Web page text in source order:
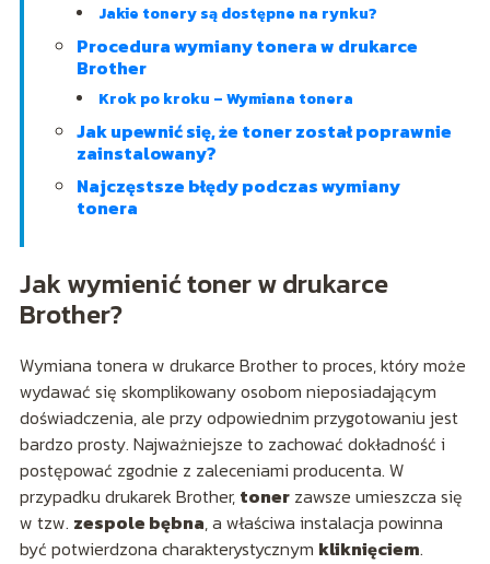
Jakie tonery są dostępne na rynku?
Procedura wymiany tonera w drukarce
Brother
Krok po kroku – Wymiana tonera
Jak upewnić się, że toner został poprawnie
zainstalowany?
Najczęstsze błędy podczas wymiany
tonera
Jak wymienić toner w drukarce
Brother?
Wymiana tonera w drukarce Brother to proces, który może
wydawać się skomplikowany osobom nieposiadającym
doświadczenia, ale przy odpowiednim przygotowaniu jest
bardzo prosty. Najważniejsze to zachować dokładność i
postępować zgodnie z zaleceniami producenta. W
przypadku drukarek Brother, tonerzawsze umieszcza się
w tzw. zespole bębna, a właściwa instalacja powinna
być potwierdzona charakterystycznym kliknięciem.